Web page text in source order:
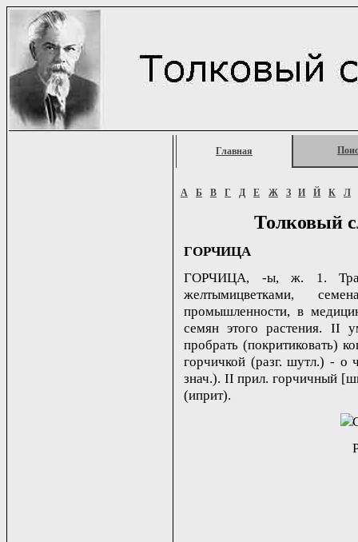
Главная
А Б В Г Д Е Ж З И Й К Л
Толковый
ГОРЧИЦА
ГОРЧИЦА, -ы, ж. 1.
желтымицветками,
промышленности, в
семян этого растения. II
пробрать (покритиковать)
горчичкой (разг. шутл.) - о
знач.). II прил. горчичный
(иприт).